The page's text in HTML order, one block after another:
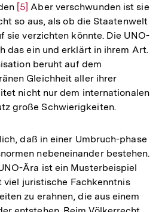
Zur
Auflösung
der
Fußnote
[5] Aber verschwunden ist sie
so aus, als ob die Staatenwelt
sie verzichten könnte. Die UNO-
das ein und erklärt in ihrem Art.
beruht auf dem
Gleichheit aller ihrer
nicht nur dem internationalen
große Schwierigkeiten.
daß in einer Umbruch-phase
nebeneinander bestehen.
Ära ist ein Musterbeispiel
viel juristische Fachkenntnis
zu erahnen, die aus einem